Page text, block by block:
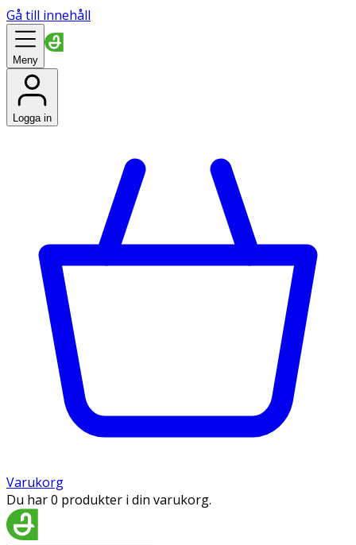
Gå till innehåll
Meny
Logga in
Varukorg
Du har 0 produkter i din varukorg.